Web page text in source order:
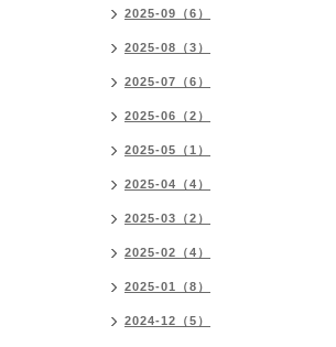
2025-09（6）
2025-08（3）
2025-07（6）
2025-06（2）
2025-05（1）
2025-04（4）
2025-03（2）
2025-02（4）
2025-01（8）
2024-12（5）